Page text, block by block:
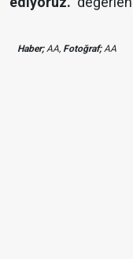
Haber;AA, Fotoğraf;AA